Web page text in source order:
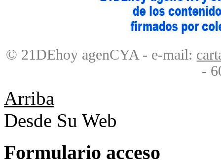
© 21DEhoy agenCYA - e-mail:
-
Arriba
Desde Su Web
Formulario acceso